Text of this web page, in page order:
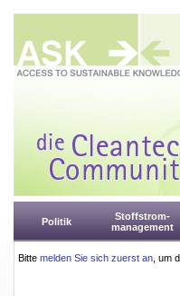
Politik
Stoffstrom-
management
Bitte melden Sie sich zuerst an , um